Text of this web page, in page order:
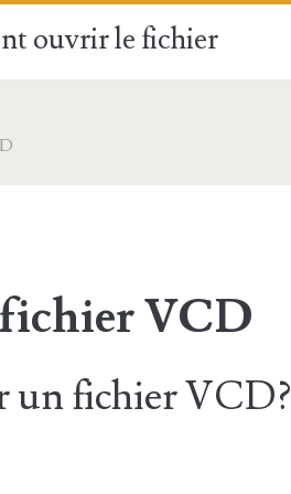
ouvrir le fichier
VCD
fichier VCD?